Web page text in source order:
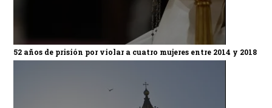
52 años de prisión por violar a cuatro mujeres entre 2014 y 2018